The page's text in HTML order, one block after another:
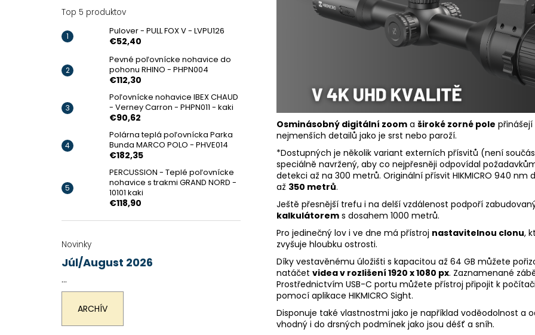
Top 5 produktov
Pulover - PULL FOX V - LVPU126
€52,40
Pevné poľovnícke nohavice do
pohonu RHINO - PHPN004
€112,30
Poľovnícke nohavice IBEX CHAUD
- Verney Carron - PHPN011 - kaki
€90,62
Polárna teplá poľovnícka Parka
Bunda MARCO POLO - PHVE014
€182,35
PERCUSSION - Teplé poľovnícke
nohavice s trakmi GRAND NORD -
10101 kaki
€118,90
Novinky
Júl/August 2026
...
ARCHÍV
Osminásobný digitální zoom a široké zorné pole
nejmenších detailů jako je srst nebo paroží.
*Dostupných je několik variant externích přísvitů (není
speciálně navržený, aby co nejpřesněji odpovídal
detekci až na 300 metrů. Originální přísvit HIKMICRO 940
až 350 metrů.
Ještě přesnější trefu i na delší vzdálenost podpoří
kalkulátorem s dosahem 1000 metrů.
Pro jedinečný lov i ve dne má přístroj nastavitelnou clonu,
zvyšuje hloubku ostrosti.
Díky vestavěnému úložišti s kapacitou až 64 GB můžete
natáčet videa v rozlišení 1920 x 1080 px. Zaznamenané
Prostřednictvím USB-C portu můžete přístroj připojit k
pomocí aplikace HIKMICRO Sight.
Disponuje také vlastnostmi jako je například voděodolnost a
vhodný i do drsných podmínek jako jsou déšť a sníh.